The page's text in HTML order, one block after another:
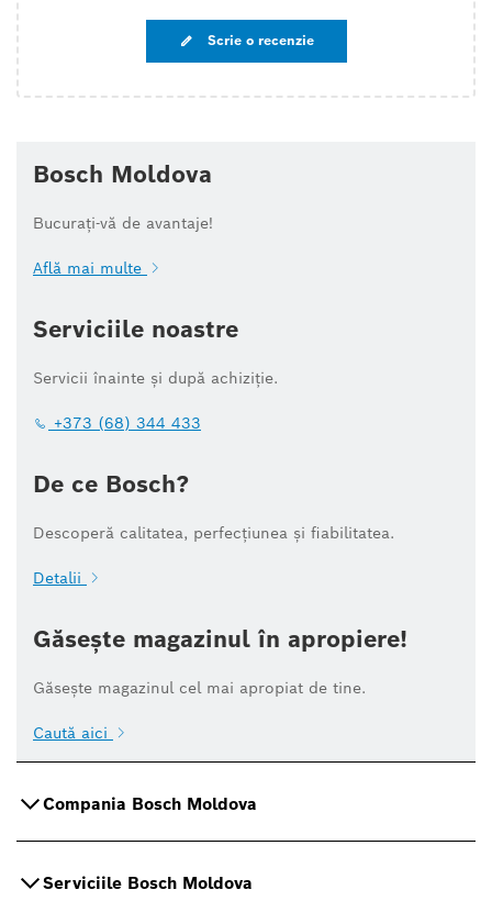
Scrie o recenzie
Bosch Moldova
Bucurați-vă de avantaje!
Află mai multe
Serviciile noastre
Servicii înainte și după achiziție.
+373 (68) 344 433
De ce Bosch?
Descoperă calitatea, perfecțiunea și fiabilitatea.
Detalii
Găsește magazinul în apropiere!
Găsește magazinul cel mai apropiat de tine.
Caută aici
Compania Bosch Moldova
Serviciile Bosch Moldova